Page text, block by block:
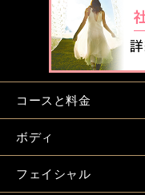
コースと料金
ボディ
フェイシャル